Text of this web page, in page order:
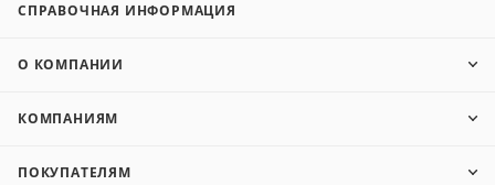
СПРАВОЧНАЯ ИНФОРМАЦИЯ
О КОМПАНИИ
КОМПАНИЯМ
ПОКУПАТЕЛЯМ